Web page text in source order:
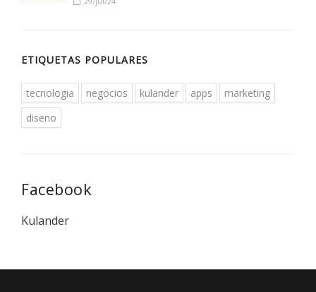
ETIQUETAS POPULARES
tecnologia negocios kulander apps
marketing
diseno
Facebook
Kulander